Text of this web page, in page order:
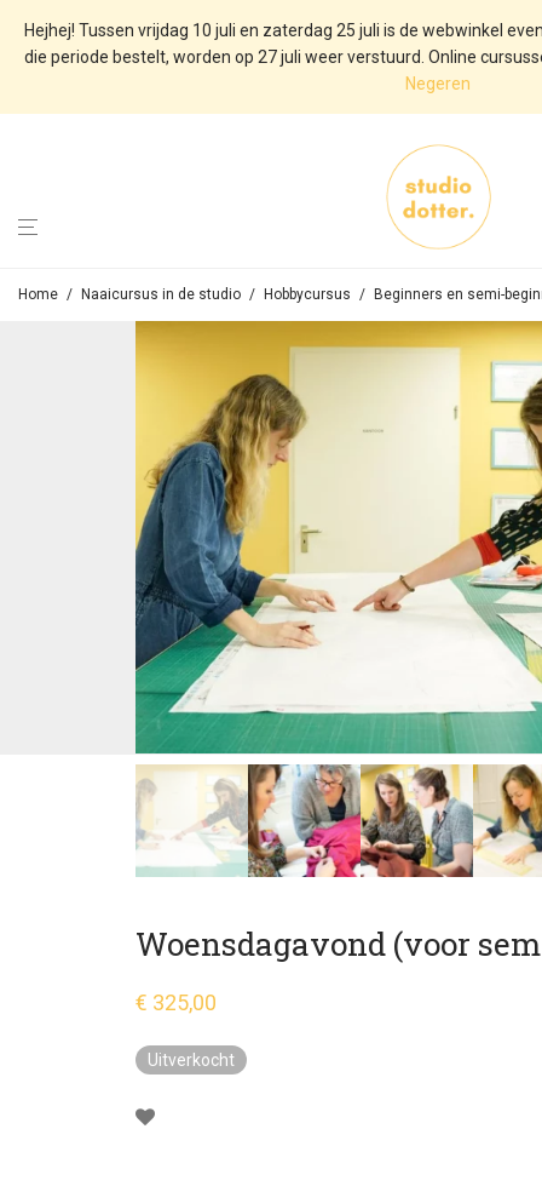
Hejhej! Tussen vrijdag 10 juli en zaterdag 25 juli is de webwinkel
die periode bestelt, worden op 27 juli weer verstuurd. Online
Negeren
Home / Naaicursus in de studio / Hobbycursus / Beginners en semi-
Woensdagavond (voor
€ 325,00
Uitverkocht